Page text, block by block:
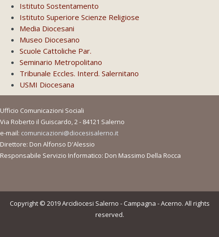
Istituto Sostentamento
Istituto Superiore Scienze Religiose
Media Diocesani
Museo Diocesano
Scuole Cattoliche Par.
Seminario Metropolitano
Tribunale Eccles. Interd. Salernitano
USMI Diocesana
Ufficio Comunicazioni Sociali
Via Roberto il Guiscardo, 2 - 84121 Salerno
e-mail: comunicazioni@diocesisalerno.it
Direttore: Don Alfonso D'Alessio
Responsabile Servizio Informatico: Don Massimo Della Rocca
Copyright © 2019 Arcidiocesi Salerno - Campagna - Acerno. All rights
reserved.